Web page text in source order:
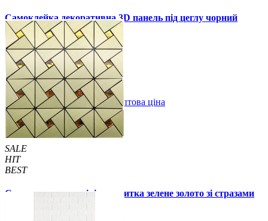
Самоклейка декоративна 3D панель під цеглу чорний
мармур 700x770x3мм
59 грн. /шт 160 грн./шт
Купити В закладки Оптова ціна
SALE
HIT
BEST
Самоклеюча алюмінієва плитка зелене золото зі стразами
мозаїка 300х300х3мм (1172)